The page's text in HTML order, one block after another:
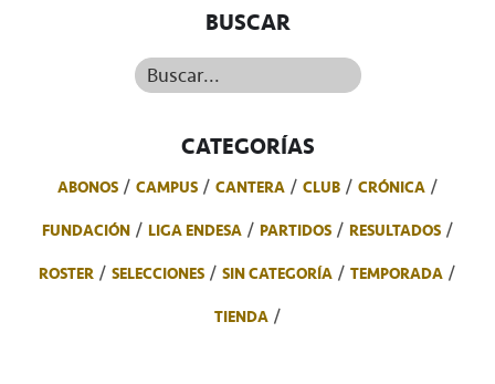
BUSCAR
Buscar...
CATEGORÍAS
ABONOS CAMPUS CANTERA CLUB
CRÓNICA
FUNDACIÓN
LIGA ENDESA PARTIDOS
RESULTADOS
ROSTER
SELECCIONES SIN CATEGORÍA
TEMPORADA
TIENDA